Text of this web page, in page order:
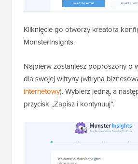
Kliknięcie go otworzy kreatora
MonsterInsights.
Najpierw zostaniesz poproszony o
dla swojej witryny (witryna
internetowy). Wybierz jedną, a
przycisk „Zapisz i kontynuuj”.